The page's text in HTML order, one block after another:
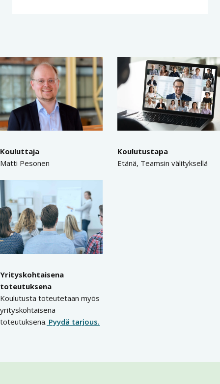
Kouluttaja
Matti Pesonen
Koulutustapa
Etänä, Teamsin välityksellä
Yrityskohtaisena
toteutuksena
Koulutusta toteutetaan myös
yrityskohtaisena
toteutuksena. Pyydä tarjous.